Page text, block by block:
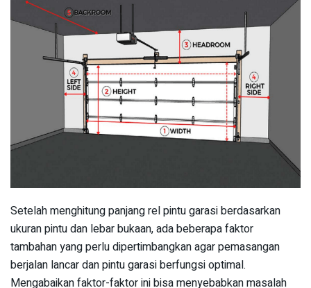
Setelah menghitung panjang rel pintu garasi berdasarkan
ukuran pintu dan lebar bukaan, ada beberapa faktor
tambahan yang perlu dipertimbangkan agar pemasangan
berjalan lancar dan pintu garasi berfungsi optimal.
Mengabaikan faktor-faktor ini bisa menyebabkan masalah